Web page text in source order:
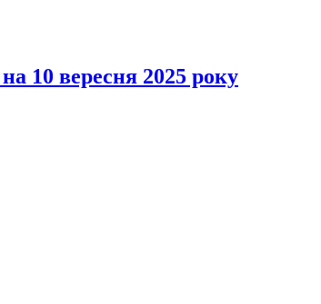
10 вересня 2025 року